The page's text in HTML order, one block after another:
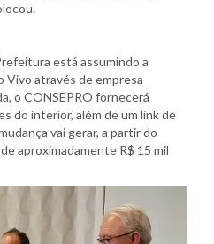
está assumindo a
através de empresa
o CONSEPRO fornecerá
do interior, além de um link de
vai gerar, a partir do
aproximadamente R$ 15 mil